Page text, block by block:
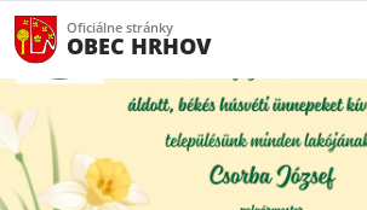
Oficiálne stránky
OBEC HRHOV